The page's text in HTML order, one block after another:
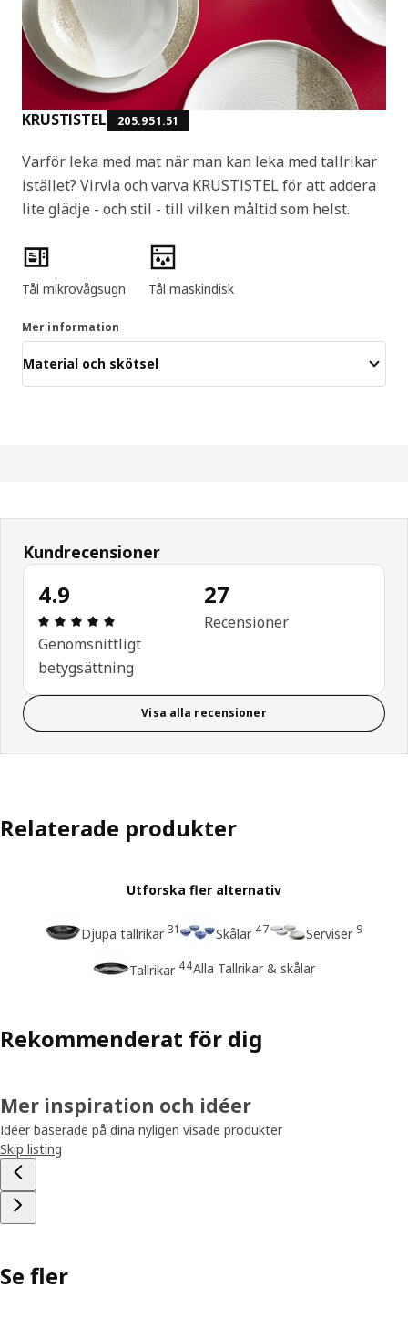
KRUSTISTEL 205.951.51
Varför leka med mat när man kan leka med tallrikar
istället? Virvla och varva KRUSTISTEL för att addera
lite glädje - och stil - till vilken måltid som helst.
Produktens egenskaper
Tål mikrovågsugn Tål maskindisk
Mer information
Material och skötsel
Kundrecensioner
4.9
Recension: 4.9 / 5 stjärnor. Totalt antal
Genomsnittligt
betygsättning
27
Recensioner
Visa alla recensioner
Relaterade produkter
Utforska fler alternativ
Djupa tallrikar 31 Skålar 47 Serviser 9
Tallrikar 44Alla Tallrikar & skålar
Rekommenderat för dig
Mer inspiration och idéer
Idéer baserade på dina nyligen visade produkter
Skip listing
Se fler